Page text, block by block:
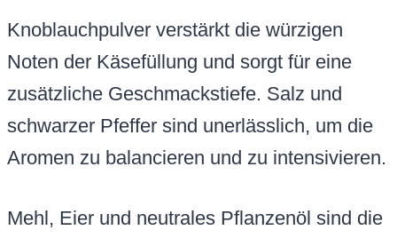
Knoblauchpulver verstärkt die würzigen
Noten der Käsefüllung und sorgt für eine
zusätzliche Geschmackstiefe. Salz und
schwarzer Pfeffer sind unerlässlich, um die
Aromen zu balancieren und zu intensivieren.
Mehl, Eier und neutrales Pflanzenöl sind die